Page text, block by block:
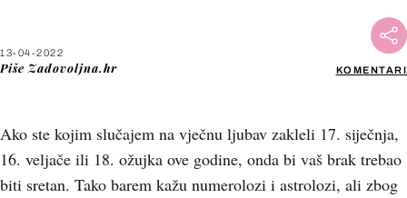
13-04-2022
Piše Zadovoljna.hr KOMENTARI
Ako ste kojim slučajem na vječnu ljubav zakleli 17. siječnja,
16. veljače ili 18. ožujka ove godine, onda bi vaš brak trebao
biti sretan. Tako barem kažu numerolozi i astrolozi, ali zbog